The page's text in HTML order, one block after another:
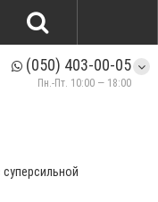
(050) 403-00-05
Пн.-Пт. 10:00 — 18:00